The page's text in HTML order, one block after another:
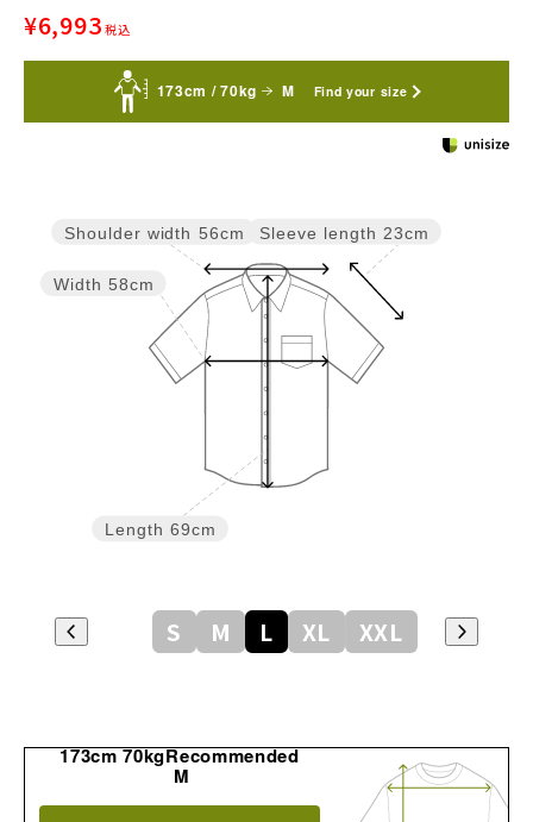
¥6,993 税込
173cm / 70kg M Find your size
Sleeve length 23cm
Length 69cm
Width 58cm
Shoulder width 56cm
S M L XL XXL
173cm 70kgRecommended
M